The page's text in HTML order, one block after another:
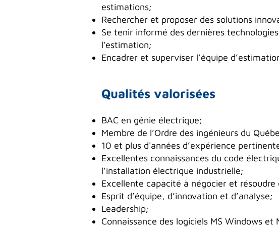
estimations;
Rechercher et proposer des solutions
Se tenir informé des dernières
l'estimation;
Encadrer et superviser l’équipe
Qualités valorisées
BAC en génie électrique;
Membre de l’Ordre des ingénieurs du
10 et plus d'années d’expérience
Excellentes connaissances du code
l’installation électrique industrielle;
Excellente capacité à négocier et résoudre
Esprit d’équipe, d’innovation et d’analyse;
Leadership;
Connaissance des logiciels MS Windows et